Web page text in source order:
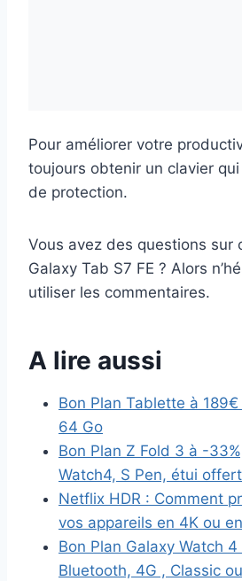
Pour améliorer votre
toujours obtenir un clavier
de protection.
Vous avez des questions sur
Galaxy Tab S7 FE ? Alors
utiliser les commentaires.
A lire aussi
Bon Plan Tablette à 189€
64 Go
Bon Plan Z Fold 3 à -
Watch4, S Pen, étui offert
Netflix HDR : Comment
vos appareils en 4K ou
Bon Plan Galaxy Watch
Bluetooth, 4G , Classic